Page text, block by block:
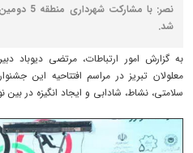
نصر: با
شد.
به گزارش امور ارتباطات، مرتضی دیوباد
معلولان تبریز در مراسم افتتاحیه این
سلامتی، نشاط، شادابی و ایجاد انگیزه در بین